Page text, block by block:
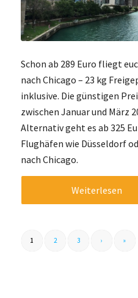
Schon ab 289 Euro fliegt
nach Chicago – 23 kg
inklusive. Die günstigen
zwischen Januar und März
Alternativ geht es ab 325
Flughäfen wie Düsseldorf
nach Chicago.
Weiterlesen
1 2 3 › »